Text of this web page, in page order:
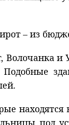
– из
Волочанка
под